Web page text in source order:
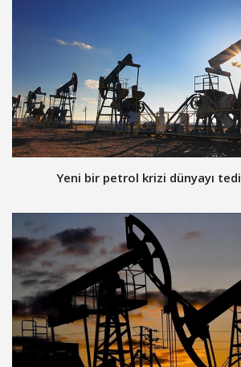
Yeni bir petrol krizi dünyayı